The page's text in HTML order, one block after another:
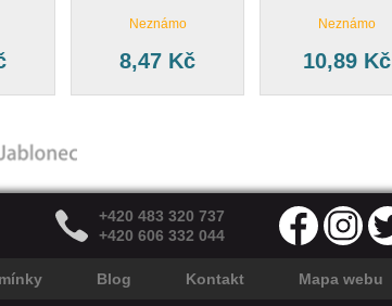
Neznámo
8,47 Kč
Neznámo
10,89 Kč
+420 483 320 737
+420 606 332 044
Blog Kontakt Mapa webu